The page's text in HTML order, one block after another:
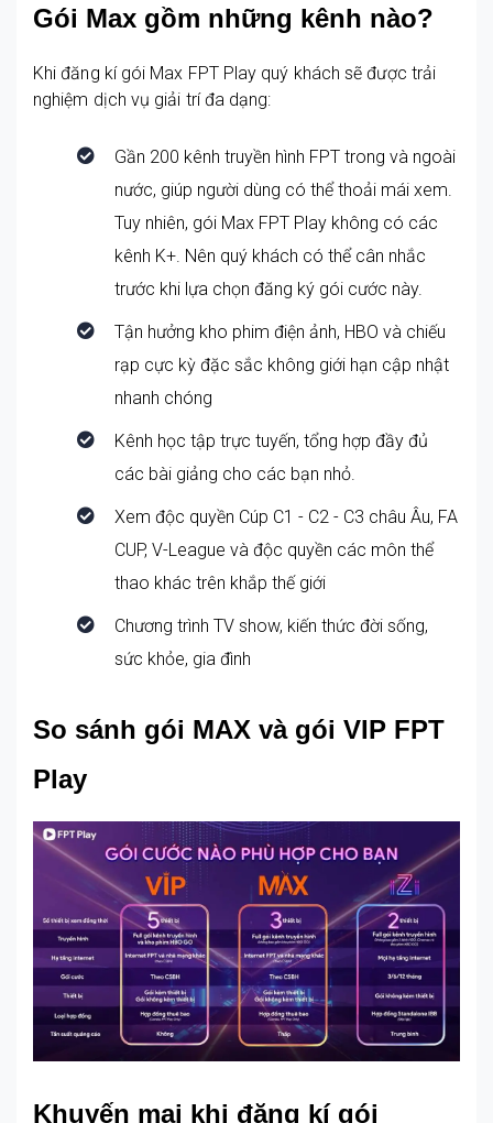
Gói Max gồm những kênh nào?
Khi đăng kí gói Max FPT Play quý khách sẽ được trải
nghiệm dịch vụ giải trí đa dạng:
Gần 200 kênh truyền hình FPT trong và ngoài
nước, giúp người dùng có thể thoải mái xem.
Tuy nhiên, gói Max FPT Play không có các
kênh K+. Nên quý khách có thể cân nhắc
trước khi lựa chọn đăng ký gói cước này.
Tận hưởng kho phim điện ảnh, HBO và chiếu
rạp cực kỳ đặc sắc không giới hạn cập nhật
nhanh chóng
Kênh học tập trực tuyến, tổng hợp đầy đủ
các bài giảng cho các bạn nhỏ.
Xem độc quyền Cúp C1 - C2 - C3 châu Âu, FA
CUP, V-League và độc quyền các môn thể
thao khác trên khắp thế giới
Chương trình TV show, kiến thức đời sống,
sức khỏe, gia đình
So sánh gói MAX và gói VIP FPT
Play
Khuyến mại khi đăng kí gói